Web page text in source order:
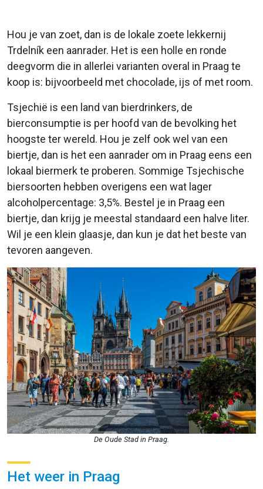
Hou je van zoet, dan is de lokale zoete lekkernij
Trdelník een aanrader. Het is een holle en ronde
deegvorm die in allerlei varianten overal in Praag te
koop is: bijvoorbeeld met chocolade, ijs of met room.
Tsjechië is een land van bierdrinkers, de
bierconsumptie is per hoofd van de bevolking het
hoogste ter wereld. Hou je zelf ook wel van een
biertje, dan is het een aanrader om in Praag eens een
lokaal biermerk te proberen. Sommige Tsjechische
biersoorten hebben overigens een wat lager
alcoholpercentage: 3,5%. Bestel je in Praag een
biertje, dan krijg je meestal standaard een halve liter.
Wil je een klein glaasje, dan kun je dat het beste van
tevoren aangeven.
De Oude Stad in Praag.
Het weer in Praag